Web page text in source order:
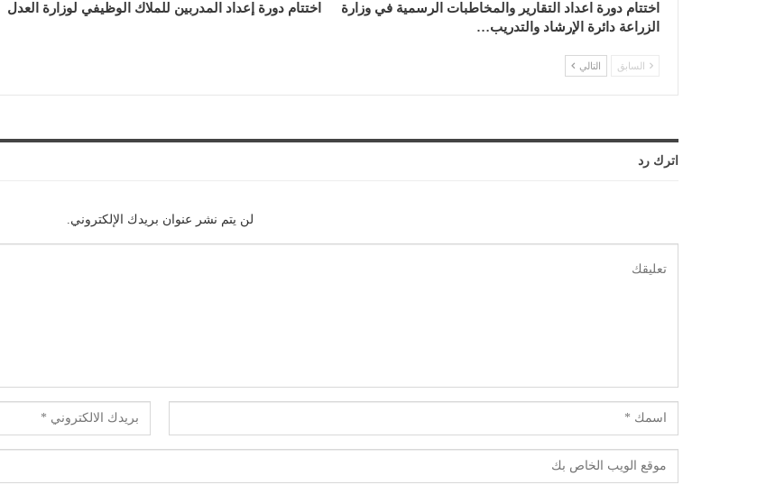
اختتام دورة اعداد التقارير والمخاطبات الرسمية في وزارة
الزراعة دائرة الإرشاد والتدريب…
اختتام دورة إعداد المدربين للملاك الوظيفي لوزارة العدل
السابق التالي
اترك رد
لن يتم نشر عنوان بريدك الإلكتروني.